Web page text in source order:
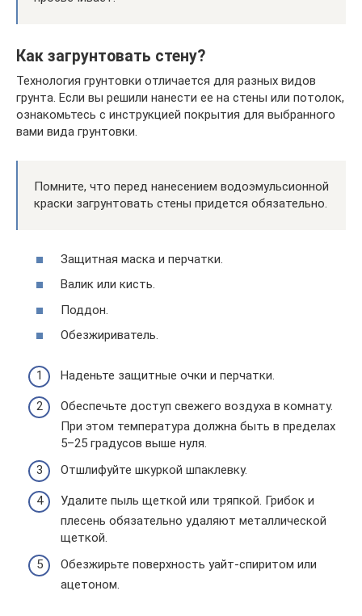
Как загрунтовать стену?
Технология грунтовки отличается для разных видов
грунта. Если вы решили нанести ее на стены или потолок,
ознакомьтесь с инструкцией покрытия для выбранного
вами вида грунтовки.
Помните, что перед нанесением водоэмульсионной
краски загрунтовать стены придется обязательно.
Защитная маска и перчатки.
Валик или кисть.
Поддон.
Обезжириватель.
Наденьте защитные очки и перчатки.
Обеспечьте доступ свежего воздуха в комнату.
При этом температура должна быть в пределах
5–25 градусов выше нуля.
Отшлифуйте шкуркой шпаклевку.
Удалите пыль щеткой или тряпкой. Грибок и
плесень обязательно удаляют металлической
щеткой.
Обезжирьте поверхность уайт-спиритом или
ацетоном.